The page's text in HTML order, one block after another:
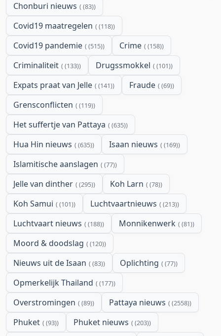
Chonburi nieuws (83)
Covid19 maatregelen (118)
Covid19 pandemie (515) Crime (158)
Criminaliteit (133) Drugssmokkel (101)
Expats praat van Jelle (141) Fraude (69)
Grensconflicten (119)
Het suffertje van Pattaya (635)
Hua Hin nieuws (635) Isaan nieuws (169)
Islamitische aanslagen (77)
Jelle van dinther (295) Koh Larn (78)
Koh Samui (101) Luchtvaartnieuws (213)
Luchtvaart nieuws (188) Monnikenwerk (81)
Moord & doodslag (120)
Nieuws uit de Isaan (83) Oplichting (77)
Opmerkelijk Thailand (177)
Overstromingen (89) Pattaya nieuws (2558)
Phuket (93) Phuket nieuws (203)